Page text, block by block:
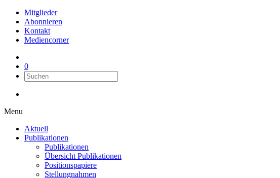
Mitglieder
Abonnieren
Kontakt
Mediencorner
0
Menu
Aktuell
Publikationen
Publikationen
Übersicht Publikationen
Positionspapiere
Stellungnahmen